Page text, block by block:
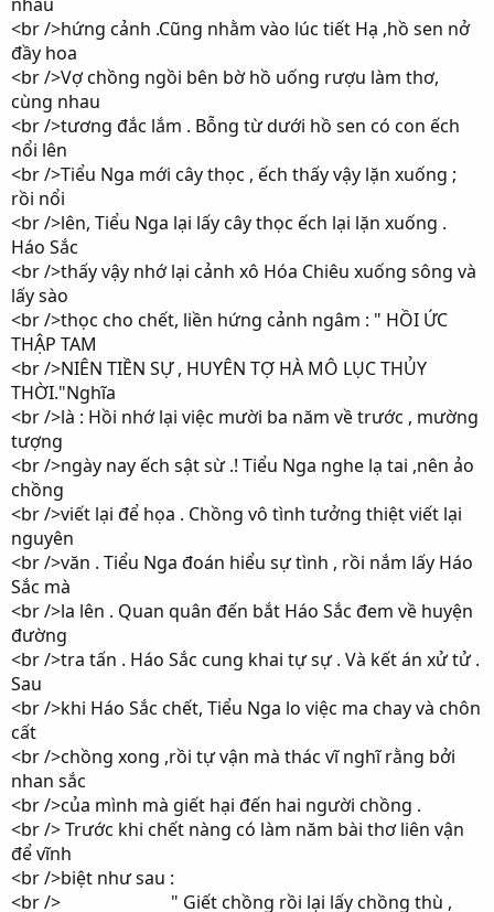
<br />hứng cảnh .Cũng nhằm vào lúc tiết Hạ ,hồ sen nở
đầy hoa
<br />Vợ chồng ngồi bên bờ hồ uống rượu làm thơ,
cùng nhau
<br />tương đắc lắm . Bỗng từ dưới hồ sen có con ếch
nổi lên
<br />Tiểu Nga mới cây thọc , ếch thấy vậy lặn xuống ;
rồi nổi
<br />lên, Tiểu Nga lại lấy cây thọc ếch lại lặn xuống .
Háo Sắc
<br />thấy vậy nhớ lại cảnh xô Hóa Chiêu xuống sông và
lấy sào
<br />thọc cho chết, liền hứng cảnh ngâm : " HỒI ỨC
THẬP TAM
<br />NIÊN TIỀN SỰ , HUYÊN TỢ HÀ MÔ LỤC THỦY
THỜI."Nghĩa
<br />là : Hồi nhớ lại việc mười ba năm về trước , mường
tượng
<br />ngày nay ếch sật sừ .! Tiểu Nga nghe lạ tai ,nên ảo
chồng
<br />viết lại để họa . Chồng vô tình tưởng thiệt viết lại
nguyên
<br />văn . Tiểu Nga đoán hiểu sự tình , rồi nắm lấy Háo
Sắc mà
<br />la lên . Quan quân đến bắt Háo Sắc đem về huyện
đường
<br />tra tấn . Háo Sắc cung khai tự sự . Và kết án xử tử .
Sau
<br />khi Háo Sắc chết, Tiểu Nga lo việc ma chay và chôn
cất
<br />chồng xong ,rồi tự vận mà thác vĩ nghĩ rằng bởi
nhan sắc
<br />của mình mà giết hại đến hai người chồng .
<br /> Trước khi chết nàng có làm năm bài thơ liên vận
để vĩnh
<br />biệt như sau :
<br /> " Giết chồng rồi lại lấy chồng thù ,